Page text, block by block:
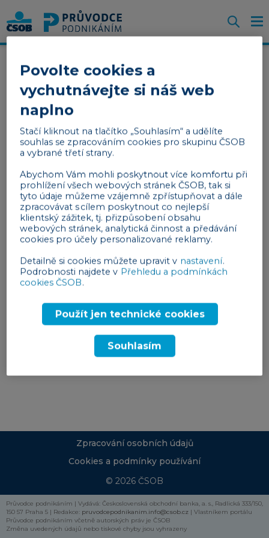
Chci se odhlásit z odběru
obchodního a marketingového sdělení ČSOB
newsletteru Průvodce podnikáním
Odhlásit
© 2026 ČSOB
Zpracování osobních údajů
Cookies a podmínky používání
Průvodce podnikáním | Vydává: Československá obchodní banka, a. s., Radlická 333/150,
150 57 Praha 5 | Redakce: pruvodcepodnikanim.info@csob.cz | Vlastníkem portálu
Průvodce podnikáním včetně autorských práv je ČSOB
Změna uvedených údajů nebo tiskové chyby jsou vyhrazeny
Povolte cookies a
vychutnávejte si náš web
naplno
Stačí kliknout na tlačítko „Souhlasím“ a udělíte
souhlas se zpracováním cookies pro skupinu ČSOB
a vybrané třetí strany.
Abychom Vám mohli poskytnout více komfortu při
prohlížení všech webových stránek ČSOB, tak si
tyto údaje můžeme vzájemně zpřístupňovat a dále
zpracovávat s cílem poskytnout co nejlepší
klientský zážitek, tj. přizpůsobení obsahu
webových stránek, analytická činnost a předávání
cookies pro účely personalizované reklamy.
Detailně si cookies můžete upravit v nastavení.
Podrobnosti najdete v Přehledu a podmínkách
cookies ČSOB.
Použít jen technické cookies
Souhlasím